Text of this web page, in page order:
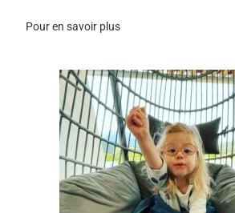
Pour en savoir plus